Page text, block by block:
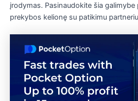
įrodymas. Pasinaudokite šia galimybe
prekybos kelionę su patikimu